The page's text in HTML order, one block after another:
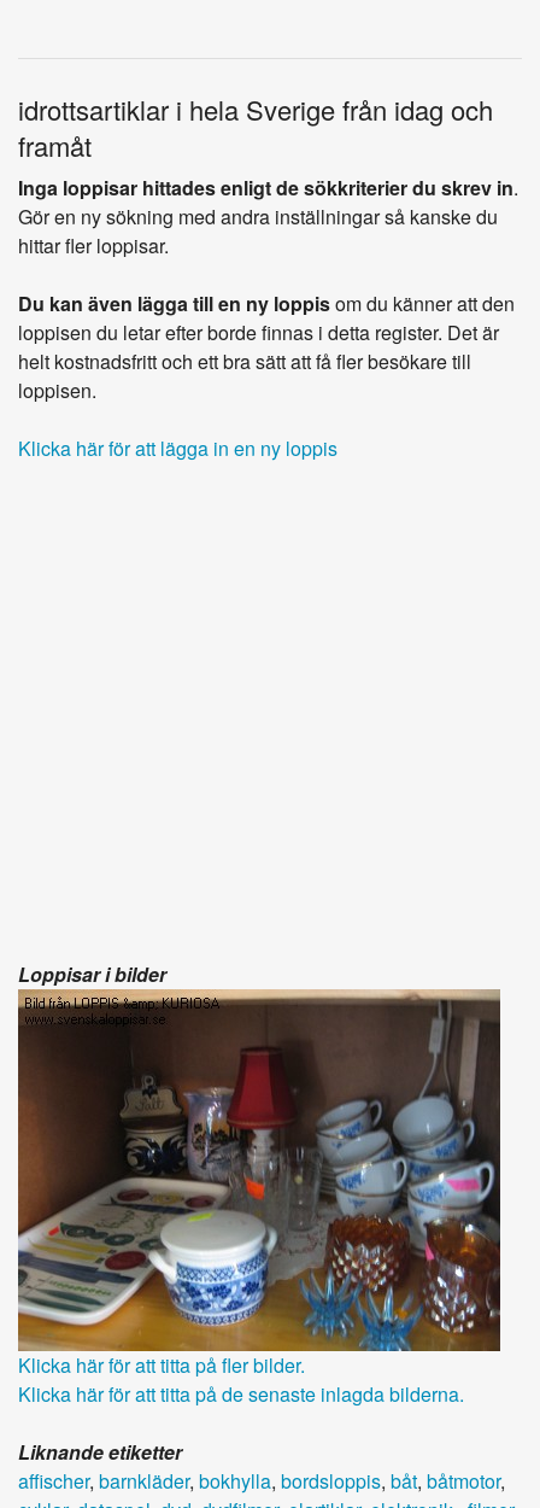
idrottsartiklar i hela Sverige från idag och
framåt
Inga loppisar hittades enligt de sökkriterier du skrev in.
Gör en ny sökning med andra inställningar så kanske du
hittar fler loppisar.
Du kan även lägga till en ny loppisom du känner att den
loppisen du letar efter borde finnas i detta register. Det är
helt kostnadsfritt och ett bra sätt att få fler besökare till
loppisen.
Klicka här för att lägga in en ny loppis
Loppisar i bilder
Klicka här för att titta på fler bilder.
Klicka här för att titta på de senaste inlagda bilderna.
Liknande etiketter
affischer, barnkläder, bokhylla, bordsloppis, båt, båtmotor,